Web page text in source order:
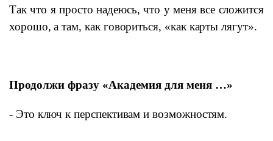
Так что я просто надеюсь, что у меня все сложится
хорошо, а там, как говориться, «как карты лягут».
Продолжи фразу «Академия для меня …»
- Это ключ к перспективам и возможностям.